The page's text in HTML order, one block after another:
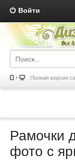
Войти
Полная версия
Рамочки
фото с